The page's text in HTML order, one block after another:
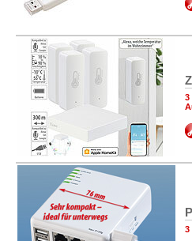
3
3